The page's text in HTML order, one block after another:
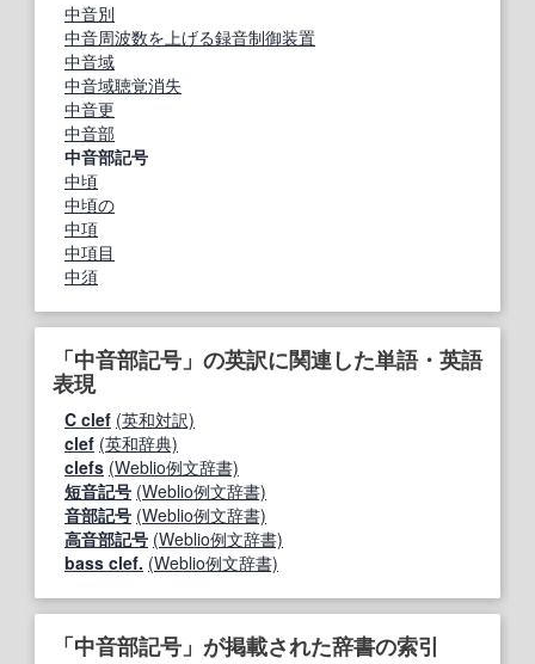
中音別
中音周波数を上げる録音制御装置
中音域
中音域聴覚消失
中音更
中音部
中音部記号
中頃
中頃の
中項
中項目
中須
「中音部記号」の英訳に関連した単語・英語
表現
C clef (英和対訳)
clef (英和辞典)
clefs (Weblio例文辞書)
短音記号 (Weblio例文辞書)
音部記号 (Weblio例文辞書)
高音部記号 (Weblio例文辞書)
bass clef. (Weblio例文辞書)
「中音部記号」が掲載された辞書の索引